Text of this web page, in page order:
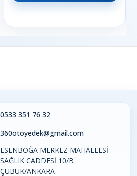
0533 351 76 32
360otoyedek@gmail.com
ESENBOĞA MERKEZ MAHALLESİ
SAĞLIK CADDESİ 10/B
ÇUBUK/ANKARA